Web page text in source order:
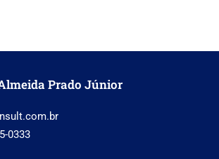
Prado Júnior
0333